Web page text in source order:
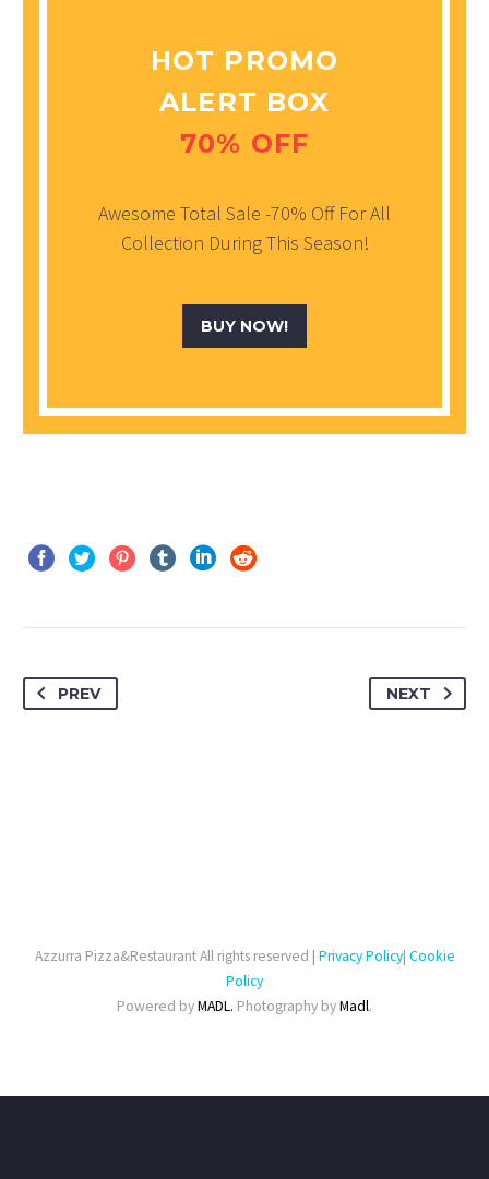
HOT PROMO
ALERT BOX
70% OFF
Awesome Total Sale -70% Off For All
Collection During This Season!
BUY NOW!
PREV NEXT
Azzurra Pizza&Restaurant All rights reserved | Privacy Policy| Cookie
Policy
Powered byMADL. Photography byMadl.